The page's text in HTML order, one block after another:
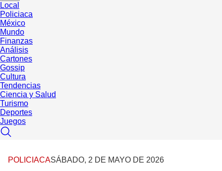
Local
Policiaca
México
Mundo
Finanzas
Análisis
Cartones
Gossip
Cultura
Tendencias
Ciencia y Salud
Turismo
Deportes
Juegos
POLICIACASÁBADO, 2 DE MAYO DE 2026